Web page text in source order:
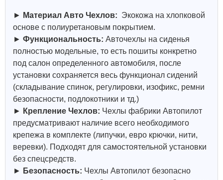
► Материал Авто Чехлов: Экокожа на хлопковой
основе с полиуретановым покрытием.
► Функциональность: Авточехлы на сиденья
полностью модельные, то есть пошиты конкретно
под салон определенного автомобиля, после
установки сохраняется весь функционал сидений
(складывание спинок, регулировки, изофикс, ремни
безопасности, подлокотники и тд.)
► Крепление Чехлов: Чехлы фабрики Автопилот
предусматривают наличие всего необходимого
крепежа в комплекте (липучки, евро крючки, нити,
веревки). Подходят для самостоятельной установки
без спецсредств.
► Безопасность: Чехлы Автопилот безопасно